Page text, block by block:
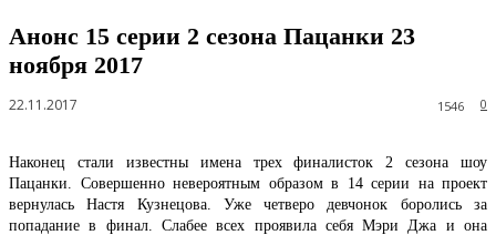
Анонс 15 серии 2 сезона Пацанки 23
ноября 2017
22.11.2017 0
1546
Наконец стали известны имена трех финалисток 2 сезона шоу
Пацанки. Совершенно невероятным образом в 14 серии на проект
вернулась Настя Кузнецова. Уже четверо девчонок боролись за
попадание в финал. Слабее всех проявила себя Мэри Джа и она